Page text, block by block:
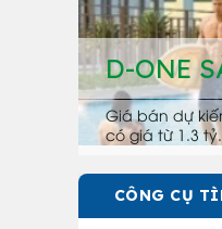
D-ONE
Giá bán dự
có giá từ 1.3
CÔNG CỤ